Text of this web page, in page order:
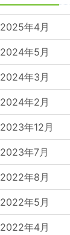
2025年4月
2024年5月
2024年3月
2024年2月
2023年12月
2023年7月
2022年8月
2022年5月
2022年4月